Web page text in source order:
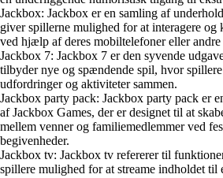
Jackbox: Jackbox er en samling af
giver spillerne mulighed for at interagere og
ved hjælp af deres mobiltelefoner eller andre
Jackbox 7: Jackbox 7 er den syvende
tilbyder nye og spændende spil, hvor
udfordringer og aktiviteter sammen.
Jackbox party pack: Jackbox party pack er
af Jackbox Games, der er designet til at
mellem venner og familiemedlemmer ved
begivenheder.
Jackbox tv: Jackbox tv refererer til
spillere mulighed for at streame indholdet til